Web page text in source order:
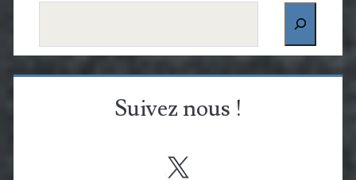
Suivez nous !